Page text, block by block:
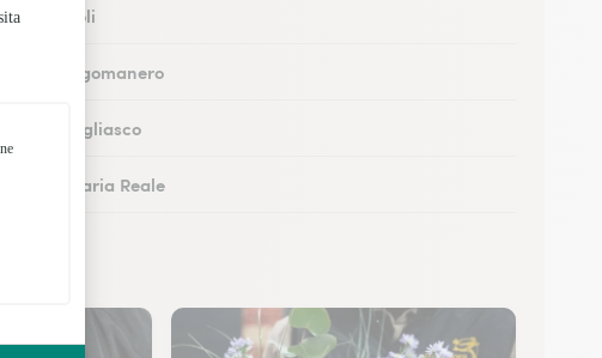
a Rivoli
a Borgomanero
a Grugliasco
a Venaria Reale